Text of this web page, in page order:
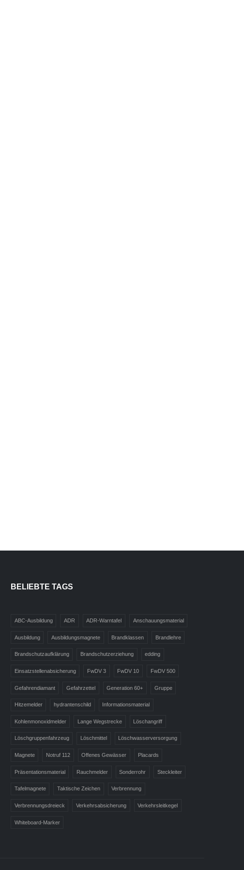
BELIEBTE TAGS
ABC-Ausbildung ADR ADR-Warntafel Anschauungsmaterial
Ausbildung Ausbildungsmagnete Brandklassen Brandlehre
Brandschutzaufklärung Brandschutzerziehung edding
Einsatzstellenabsicherung FwDV 3 FwDV 10 FwDV 500
Gefahrendiamant Gefahrzettel Generation 60+ Gruppe
Hitzemelder hydrantenschild Informationsmaterial
Kohlenmonoxidmelder Lange Wegstrecke Löschangriff
Löschgruppenfahrzeug Löschmittel Löschwasserversorgung
Magnete Notruf 112 Offenes Gewässer Placards
Präsentationsmaterial Rauchmelder Sonderrohr Steckleiter
Tafelmagnete Taktische Zeichen Verbrennung
Verbrennungsdreieck Verkehrsabsicherung Verkehrsleitkegel
Whiteboard-Marker